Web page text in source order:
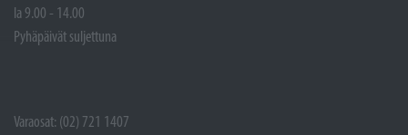
la 9.00 - 14.00
Pyhäpäivät suljettuna
Varaosat: (02) 721 1407